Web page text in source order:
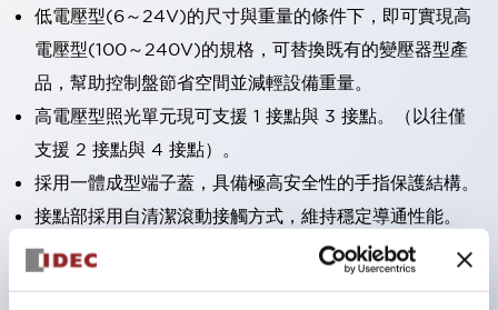
低電壓型(6～24V)的尺寸與重量的條件下，即可實現高
電壓型(100～240V)的規格，可替換既有的變壓器型產
品，幫助控制盤節省空間並減輕設備重量。
高電壓型照光單元現可支援 1 接點與 3 接點。（以往僅
支援 2 接點與 4 接點）。
採用一體成型端子蓋，具備極高安全性的手指保護結構。
接點部採用自清潔滾動接觸方式，維持穩定導通性能。
防護結構可防止水或油從面板前方滲入：IP65（僅雙按